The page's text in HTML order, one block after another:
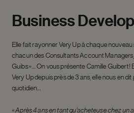
Business
Elle fait rayonner Very Up à chaque
chacun des Consultants Account
Guibs »… On vous présente Camille Guibert
Very Up depuis près de 3 ans, elle nous en
quotidien…
«Après 4 ans en tant qu’acheteuse chez un